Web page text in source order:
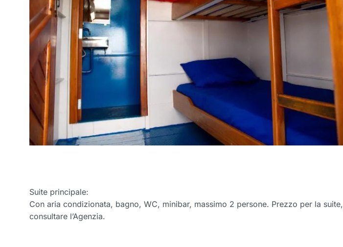
Suite principale:
Con aria condizionata, bagno, WC, minibar, massimo 2 persone. Prezzo per la suite,
consultare l’Agenzia.